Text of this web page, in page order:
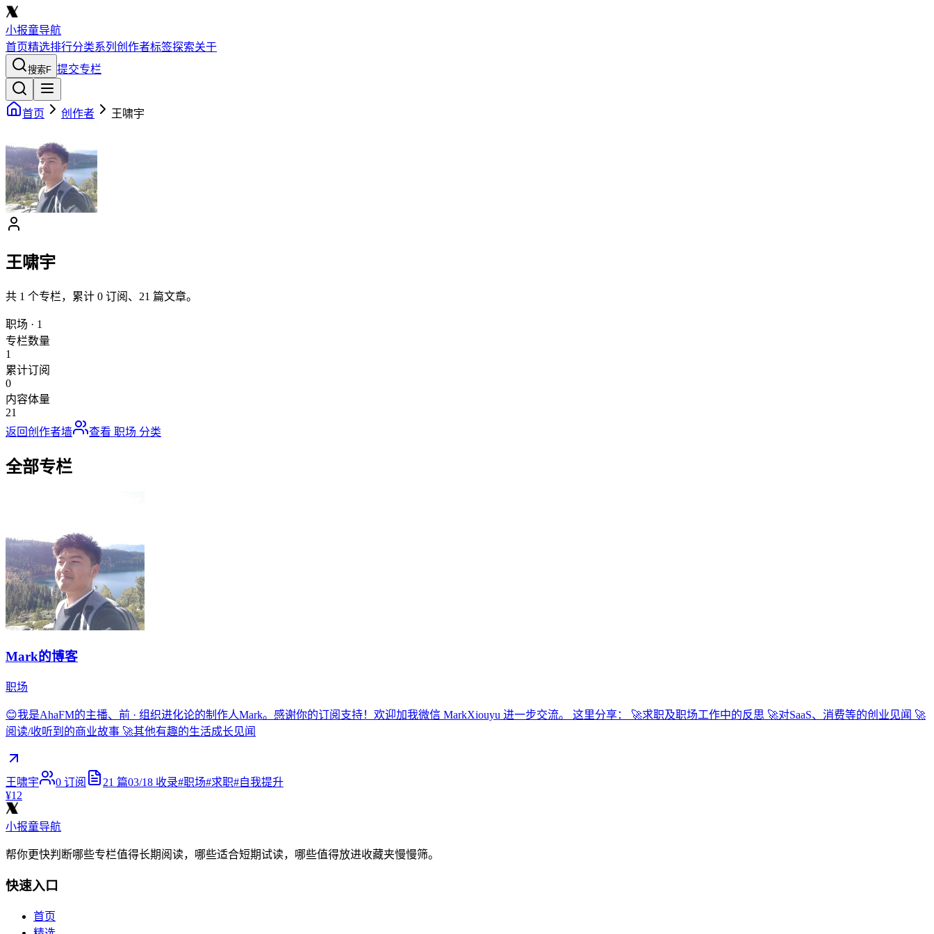
小报童导航
首页精选排行分类系列 创作者标签探索关于
搜索F 提交专栏
首页 创作者 王啸宇
王啸宇
共 1 个专栏，累计 0 订阅、 21 篇文章。
职场 · 1
专栏数量
1
累计订阅
0
内容体量
21
返回创作者墙
查看 职场 分类
全部专栏
Mark的博客
职场
😊我是AhaFM的主播、前 · 组织进化论的制作人Mark。感谢你的订阅支持！欢迎加我微信 MarkXiouyu 进一步交流。 这里分享： 🚀求职及职场工作中的反思 🚀对SaaS、消费等的创业见闻 🚀
阅读/收听到的商业故事 🚀其他有趣的生活成长见闻
王啸宇 0 订阅 21 篇03/18 收录#职场#求职#自我提升
¥12
小报童导航
帮你更快判断哪些专栏值得长期阅读，哪些适合短期试读，哪些值得放进收藏夹慢慢筛。
快速入口
首页